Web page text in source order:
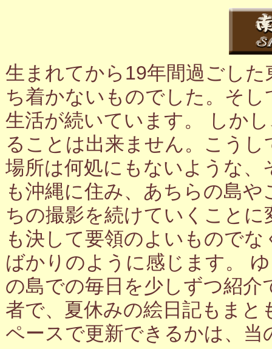
生まれてから19年間過ごし
ち着かないものでした。そ
生活が続いています。 しか
ることは出来ません。こう
場所は何処にもないような
も沖縄に住み、あちらの島
ちの撮影を続けていくこと
も決して要領のよいもので
ばかりのように感じます。
の島での毎日を少しずつ紹
者で、夏休みの絵日記もま
ペースで更新できるかは、